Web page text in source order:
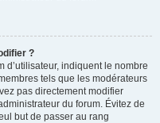
?
d’utilisateur, indiquent le nombre
tels que les modérateurs
pas directement modifier
du forum. Évitez de
but de passer au rang